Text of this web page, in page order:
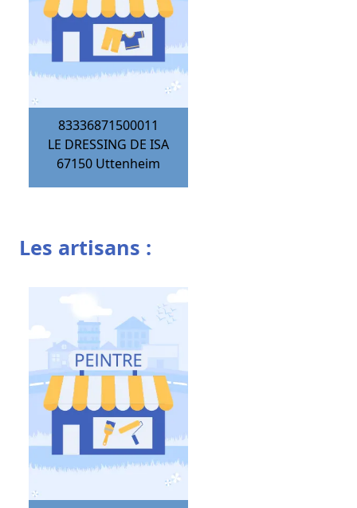
83336871500011
LE DRESSING DE ISA
67150 Uttenheim
Les artisans :